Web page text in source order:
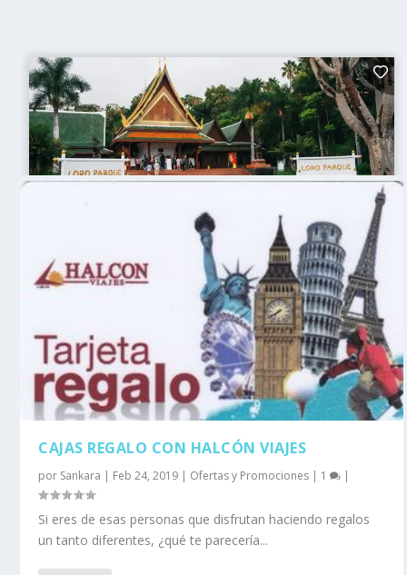
CAJAS REGALO CON HALCÓN VIAJES
por Sankara | Feb 24, 2019 | Ofertas y Promociones | 1 |
Si eres de esas personas que disfrutan haciendo regalos
un tanto diferentes, ¿qué te parecería...